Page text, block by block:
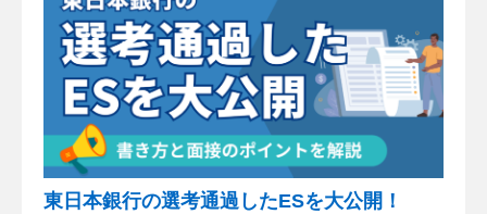
東日本銀行の選考通過したESを大公開！